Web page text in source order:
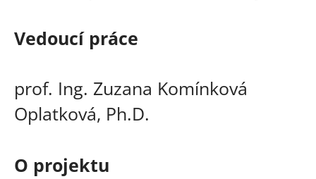
Vedoucí práce
prof. Ing. Zuzana Komínková
Oplatková, Ph.D.
O projektu